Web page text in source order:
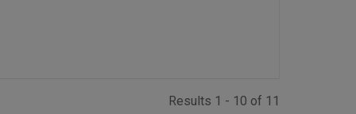
Results 1 - 10 of 11